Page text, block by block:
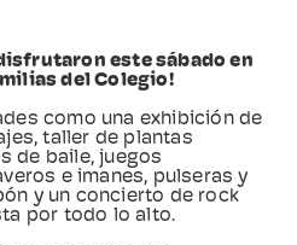
este sábado en
del Colegio!
como una exhibición de
taller de plantas
de baile, juegos
e imanes, pulseras y
y un concierto de rock
por todo lo alto.